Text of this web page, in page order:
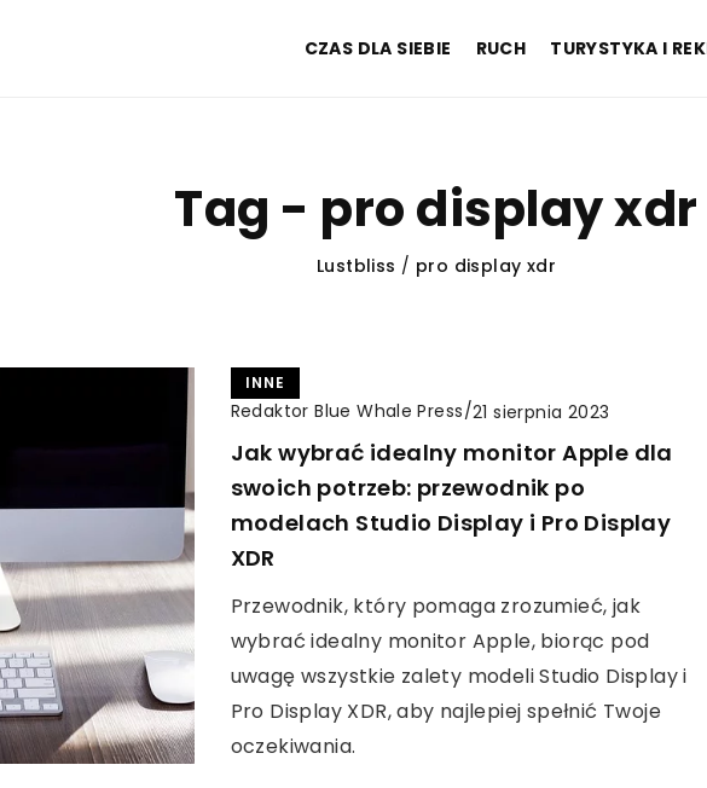
CZAS DLA SIEBIE RUCH TURYSTYKA I
Tag - pro display xdr
Lustbliss / pro display xdr
INNE
Redaktor Blue Whale Press/21 sierpnia 2023
Jak wybrać idealny monitor Apple dla
swoich potrzeb: przewodnik po
modelach Studio Display i Pro Display
XDR
Przewodnik, który pomaga zrozumieć, jak
wybrać idealny monitor Apple, biorąc pod
uwagę wszystkie zalety modeli Studio Display i
Pro Display XDR, aby najlepiej spełnić Twoje
oczekiwania.